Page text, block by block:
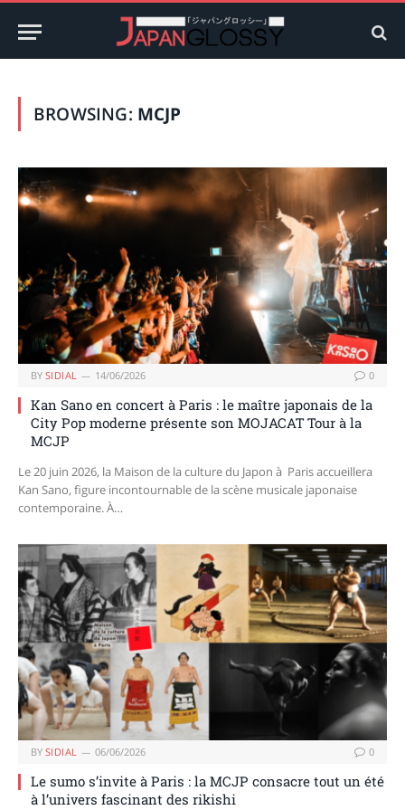
BROWSING: MCJP
BY SIDIAL 14/06/2026 0
Kan Sano en concert à Paris : le maître japonais de la
City Pop moderne présente son MOJACAT Tour à la
MCJP
Le 20 juin 2026, la Maison de la culture du Japon à Paris accueillera
Kan Sano, figure incontournable de la scène musicale japonaise
contemporaine. À…
BY SIDIAL 06/06/2026 0
Le sumo s’invite à Paris : la MCJP consacre tout un été
à l’univers fascinant des rikishi